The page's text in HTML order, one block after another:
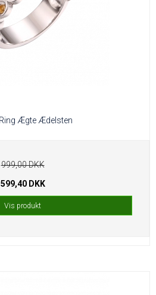
Infinity Ring Ægte Ædelsten
999,00 DKK
599,40 DKK
Vis produkt